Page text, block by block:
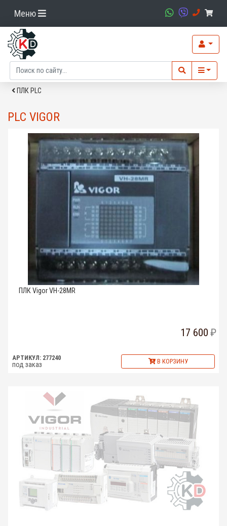
Меню
ПЛК PLC
PLC VIGOR
ПЛК Vigor VH-28MR
17 600
АРТИКУЛ: 277240
под заказ В КОРЗИНУ